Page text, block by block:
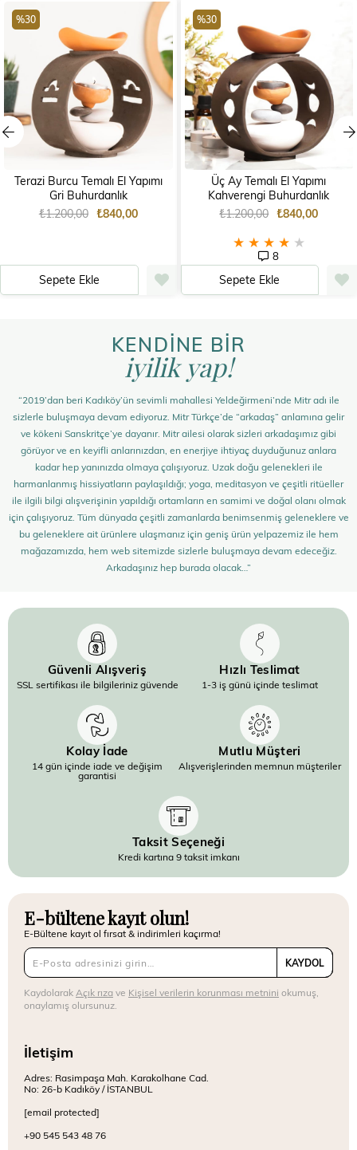
Terazi Burcu Temalı El Yapımı
Gri Buhurdanlık
₺840,00
₺1.200,00
Sepete Ekle
%30
Üç Ay Temalı El Yapımı
Kahverengi Buhurdanlık
★ ★ ★ ★ ★
8
₺840,00
₺1.200,00
Sepete Ekle
%30
KENDİNE BİR
iyilik yap!
“2019’dan beri Kadıköy’ün sevimli mahallesi Yeldeğirmeni’nde Mitr adı ile
sizlerle buluşmaya devam ediyoruz. Mitr Türkçe’de “arkadaş” anlamına gelir
ve kökeni Sanskritçe’ye dayanır. Mitr ailesi olarak sizleri arkadaşımız gibi
görüyor ve en keyifli anlarınızdan, en enerjiye ihtiyaç duyduğunuz anlara
kadar hep yanınızda olmaya çalışıyoruz. Uzak doğu gelenekleri ile
harmanlanmış hissiyatların paylaşıldığı; yoga, meditasyon ve çeşitli ritüeller
ile ilgili bilgi alışverişinin yapıldığı ortamların en samimi ve doğal olanı olmak
için çalışıyoruz. Tüm dünyada çeşitli zamanlarda benimsenmiş geleneklere ve
bu geleneklere ait ürünlere ulaşmanız için geniş ürün yelpazemiz ile hem
mağazamızda, hem web sitemizde sizlerle buluşmaya devam edeceğiz.
Arkadaşınız hep burada olacak…”
Güvenli Alışveriş
SSL sertifikası ile bilgileriniz güvende
Hızlı Teslimat
1-3 iş günü içinde teslimat
Kolay İade
14 gün içinde iade ve değişim
garantisi
Mutlu Müşteri
Alışverişlerinden memnun müşteriler
Taksit Seçeneği
Kredi kartına 9 taksit imkanı
E-bültene kayıt olun!
E-Bültene kayıt ol fırsat & indirimleri kaçırma!
KAYDOL
KaydolarakAçık rızave Kişisel verilerin korunması metnini okumuş,
onaylamış olursunuz.
İletişim
Adres: Rasimpaşa Mah. Karakolhane Cad.
No: 26-b Kadıköy / İSTANBUL
[email protected]
+90 545 543 48 76